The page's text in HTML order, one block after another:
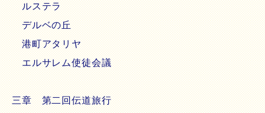
ルステラ
デルベの丘
港町アタリヤ
エルサレム使徒会議
三章 第二回伝道旅行